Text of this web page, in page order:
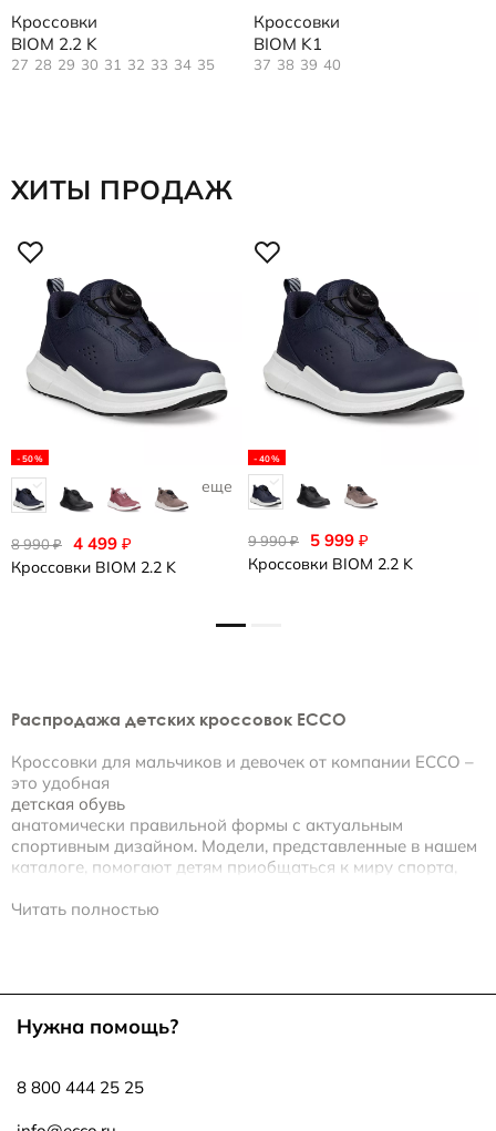
Кроссовки
BIOM 2.2 K
27 28 29 30 31 32 33 34 35
Кроссовки
BIOM K1
37 38 39 40
ХИТЫ ПРОДАЖ
-50%
еще 1
4 499 ₽
8 990₽
Кроссовки BIOM 2.2 K
-40%
5 999 ₽
9 990₽
Кроссовки BIOM 2.2 K
Распродажа детских кроссовок ECCO
Кроссовки для мальчиков и девочек от компании ECCO –
это удобная
детская обувь
анатомически правильной формы с актуальным
спортивным дизайном. Модели, представленные в нашем
каталоге, помогают детям приобщаться к миру спорта,
занятий спортом.
высокотехнологичного текстиля.
Читать полностью
Нужна помощь?
8 800 444 25 25